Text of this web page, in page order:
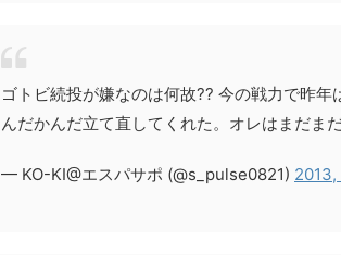
ゴトビ続投が嫌なのは何故?? 今の戦力で昨
んだかんだ立て直してくれた。オレはまだま
— KO-KI@エスパサポ (@s_pulse0821) 2013,